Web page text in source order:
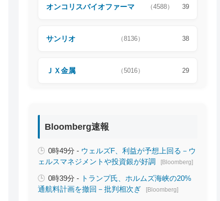
オンコリスバイオファーマ （4588） 39
サンリオ （8136） 38
ＪＸ金属 （5016） 29
Bloomberg速報
0時49分 - ウェルズF、利益が予想上回る－ウ
ェルスマネジメントや投資銀が好調
[Bloomberg]
0時39分 - トランプ氏、ホルムズ海峡の20%
通航料計画を撤回－批判相次ぎ
[Bloomberg]